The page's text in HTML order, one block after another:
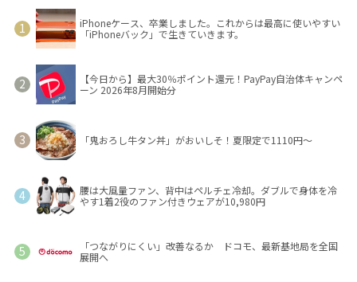
iPhoneケース、卒業しました。これからは最高に使いやすい
「iPhoneバック」で生きていきます。
【今日から】最大30％ポイント還元！PayPay自治体キャンペ
ーン 2026年8月開始分
「鬼おろし牛タン丼」がおいしそ！夏限定で1110円～
腰は大風量ファン、背中はペルチェ冷却。ダブルで身体を冷
やす1着2役のファン付きウェアが10,980円
「つながりにくい」改善なるか ドコモ、最新基地局を全国
展開へ